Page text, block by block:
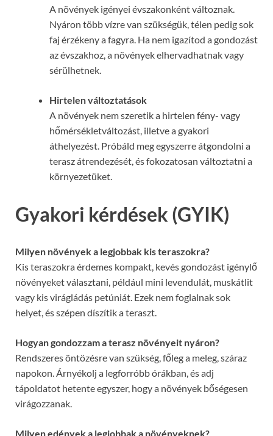
A növények igényei évszakonként változnak.
Nyáron több vízre van szükségük, télen pedig sok
faj érzékeny a fagyra. Ha nem igazítod a gondozást
az évszakhoz, a növények elhervadhatnak vagy
sérülhetnek.
Hirtelen változtatások
A növények nem szeretik a hirtelen fény- vagy
hőmérsékletváltozást, illetve a gyakori
áthelyezést. Próbáld meg egyszerre átgondolni a
terasz átrendezését, és fokozatosan változtatni a
környezetüket.
Gyakori kérdések (GYIK)
Milyen növények a legjobbak kis teraszokra?
Kis teraszokra érdemes kompakt, kevés gondozást igénylő
növényeket választani, például mini levendulát, muskátlit
vagy kis virágládás petúniát. Ezek nem foglalnak sok
helyet, és szépen díszítik a teraszt.
Hogyan gondozzam a terasz növényeit nyáron?
Rendszeres öntözésre van szükség, főleg a meleg, száraz
napokon. Árnyékolj a legforróbb órákban, és adj
tápoldatot hetente egyszer, hogy a növények bőségesen
virágozzanak.
Milyen edények a legjobbak a növényeknek?